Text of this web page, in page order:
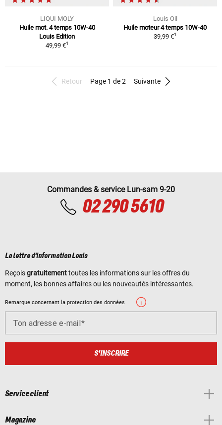
LIQUI MOLY
Huile mot. 4 temps 10W-40
Louis Edition
49,99 €1
Louis Oil
Huile moteur 4 temps 10W-40
39,99 €1
Retour Page 1 de 2 Suivante
Commandes & service Lun-sam 9-20
02 290 5610
La lettre d'information Louis
Reçoisgratuitementtoutes les informations sur les offres du
moment, les bonnes affaires ou les nouveautés intéressantes.
Remarque concernant la protection des données
Ton adresse e-mail
S'INSCRIRE
Service client
Magazine